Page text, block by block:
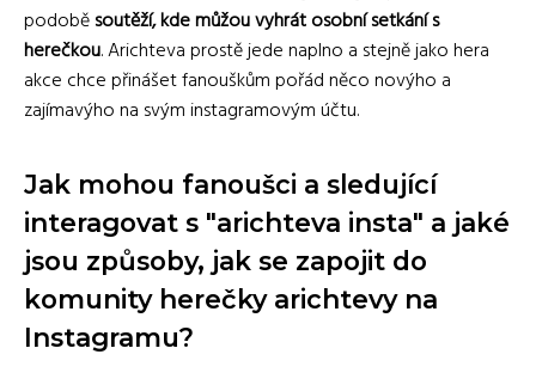
podoběsoutěží, kde můžou vyhrát osobní setkání s
herečkou. Arichteva prostě jede naplno a stejně jako hera
akce chce přinášet fanouškům pořád něco novýho a
zajímavýho na svým instagramovým účtu.
Jak mohou fanoušci a sledující
interagovat s "arichteva insta" a jaké
jsou způsoby, jak se zapojit do
komunity herečky arichtevy na
Instagramu?